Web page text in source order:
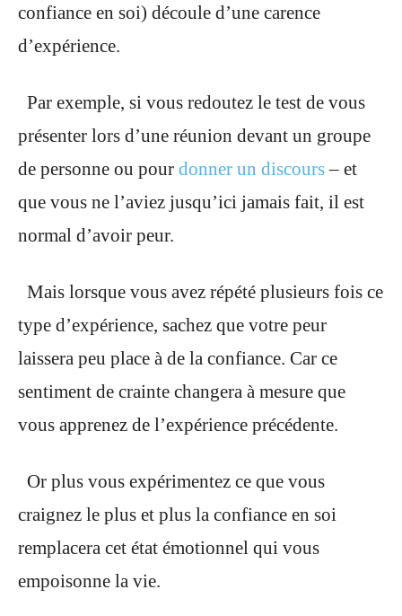
confiance en soi) découle d’une carence
d’expérience.
Par exemple, si vous redoutez le test de vous
présenter lors d’une réunion devant un groupe
de personne ou pour donner un discours– et
que vous ne l’aviez jusqu’ici jamais fait, il est
normal d’avoir peur.
Mais lorsque vous avez répété plusieurs fois ce
type d’expérience, sachez que votre peur
laissera peu place à de la confiance. Car ce
sentiment de crainte changera à mesure que
vous apprenez de l’expérience précédente.
Or plus vous expérimentez ce que vous
craignez le plus et plus la confiance en soi
remplacera cet état émotionnel qui vous
empoisonne la vie.